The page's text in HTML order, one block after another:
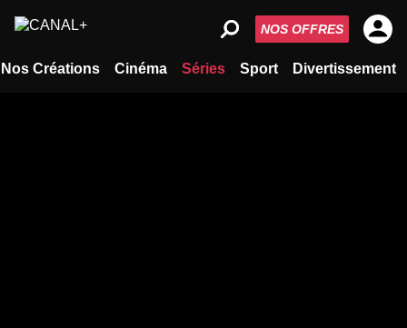
Nos Créations Cinéma Séries Sport Divertissement
NOS OFFRES